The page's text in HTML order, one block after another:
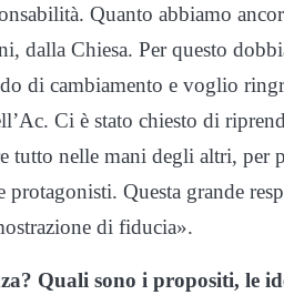
Quanto abbiamo
dalla Chiesa. Per questo
di cambiamento e voglio
Ci è stato chiesto di
tutto nelle mani degli altri,
Questa grande
di fiducia».
Quali sono i propositi, le